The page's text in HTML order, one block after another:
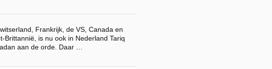
Frankrijk, de VS, Canada en
Brittannië, is nu ook in Nederland Tariq
aan de orde. Daar …